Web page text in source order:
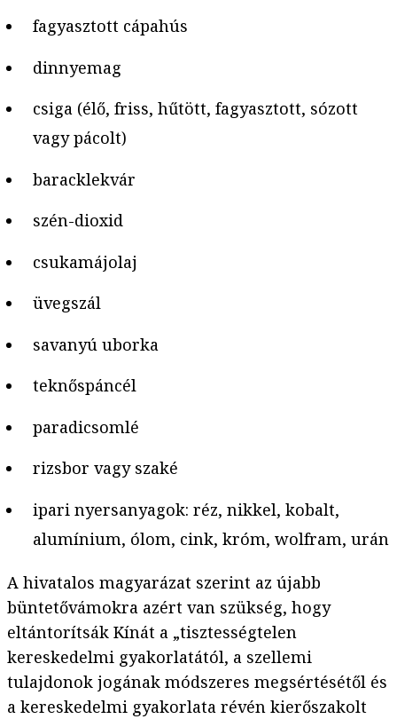
fagyasztott cápahús
dinnyemag
csiga (élő, friss, hűtött, fagyasztott, sózott
vagy pácolt)
baracklekvár
szén-dioxid
csukamájolaj
üvegszál
savanyú uborka
teknőspáncél
paradicsomlé
rizsbor vagy szaké
ipari nyersanyagok: réz, nikkel, kobalt,
alumínium, ólom, cink, króm, wolfram, urán
A hivatalos magyarázat szerint az újabb
büntetővámokra azért van szükség, hogy
eltántorítsák Kínát a „tisztességtelen
kereskedelmi gyakorlatától, a szellemi
tulajdonok jogának módszeres megsértésétől és
a kereskedelmi gyakorlata révén kierőszakolt